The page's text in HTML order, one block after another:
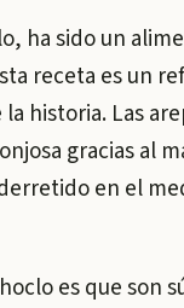
ha sido un
receta es un
historia. Las
gracias al
en el
es que son